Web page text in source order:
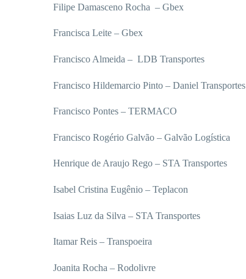
Filipe Damasceno Rocha – Gbex
Francisca Leite – Gbex
Francisco Almeida – LDB Transportes
Francisco Hildemarcio Pinto – Daniel Transportes
Francisco Pontes – TERMACO
Francisco Rogério Galvão – Galvão Logística
Henrique de Araujo Rego – STA Transportes
Isabel Cristina Eugênio – Teplacon
Isaias Luz da Silva – STA Transportes
Itamar Reis – Transpoeira
Joanita Rocha – Rodolivre